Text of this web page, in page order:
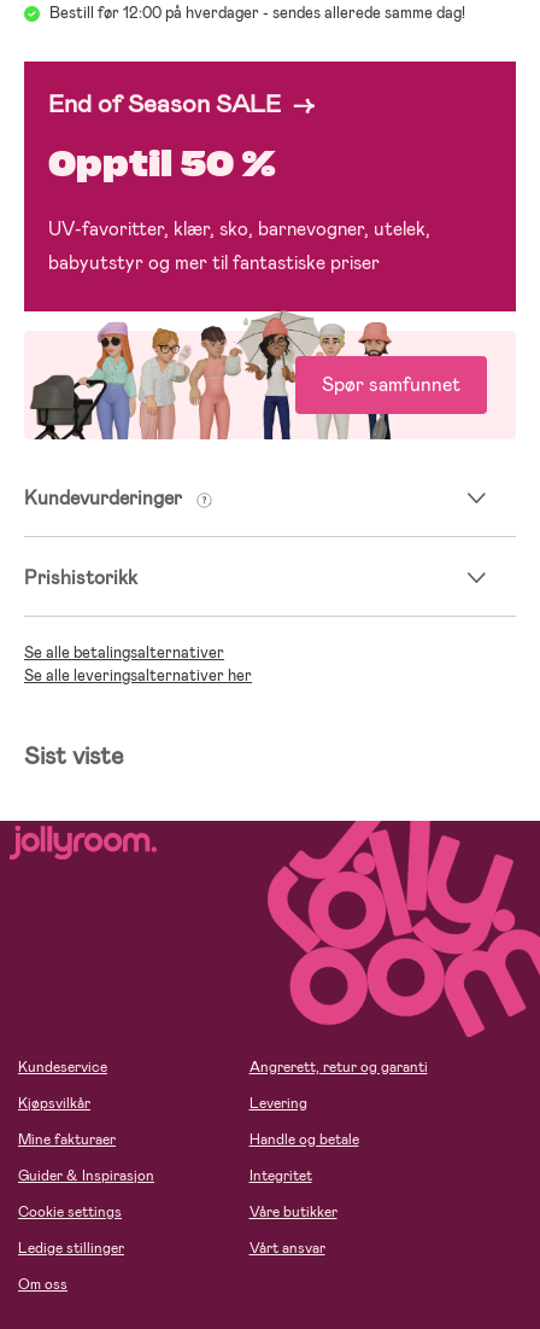
Bestill før 12:00 på hverdager - sendes allerede samme dag!
End of Season SALE →
Opptil 50 %
UV-favoritter, klær, sko, barnevogner, utelek,
babyutstyr og mer til fantastiske priser
Spør samfunnet
Kundevurderinger
Prishistorikk
Se alle betalingsalternativer
Se alle leveringsalternativer her
Sist viste
Kundeservice
Kjøpsvilkår
Mine fakturaer
Guider & Inspirasjon
Cookie settings
Ledige stillinger
Om oss
Angrerett, retur og garanti
Levering
Handle og betale
Integritet
Våre butikker
Vårt ansvar